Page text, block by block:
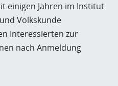
einigen Jahren im Institut
Volkskunde
Interessierten zur
nach Anmeldung